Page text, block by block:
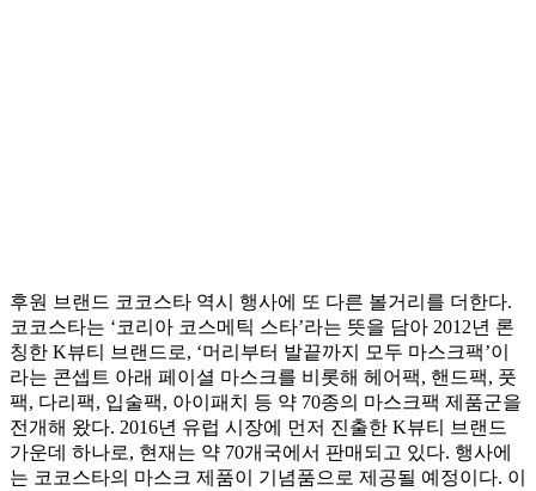
후원 브랜드 코코스타 역시 행사에 또 다른 볼거리를 더한다.
코코스타는 ‘코리아 코스메틱 스타’라는 뜻을 담아 2012년 론
칭한 K뷰티 브랜드로, ‘머리부터 발끝까지 모두 마스크팩’이
라는 콘셉트 아래 페이셜 마스크를 비롯해 헤어팩, 핸드팩, 풋
팩, 다리팩, 입술팩, 아이패치 등 약 70종의 마스크팩 제품군을
전개해 왔다. 2016년 유럽 시장에 먼저 진출한 K뷰티 브랜드
가운데 하나로, 현재는 약 70개국에서 판매되고 있다. 행사에
는 코코스타의 마스크 제품이 기념품으로 제공될 예정이다. 이